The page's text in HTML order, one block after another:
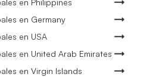
en Philippines
en Germany
en USA
en United Arab Emirates
en Virgin Islands